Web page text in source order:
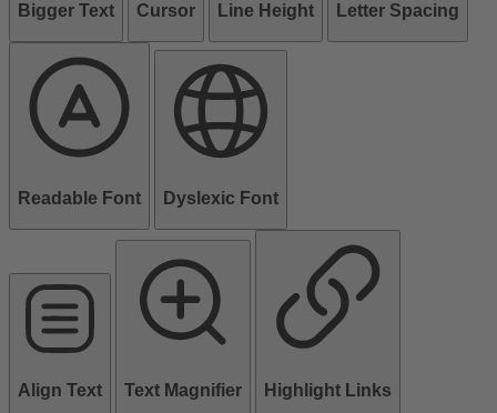
Bigger Text Cursor Line Height Letter Spacing
Readable Font Dyslexic Font
Align Text Text Magnifier Highlight Links